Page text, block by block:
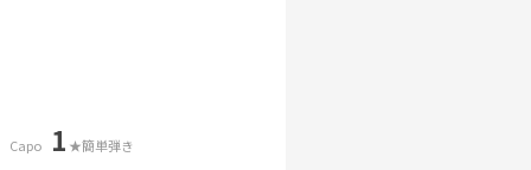
Capo 1 ★簡単弾き